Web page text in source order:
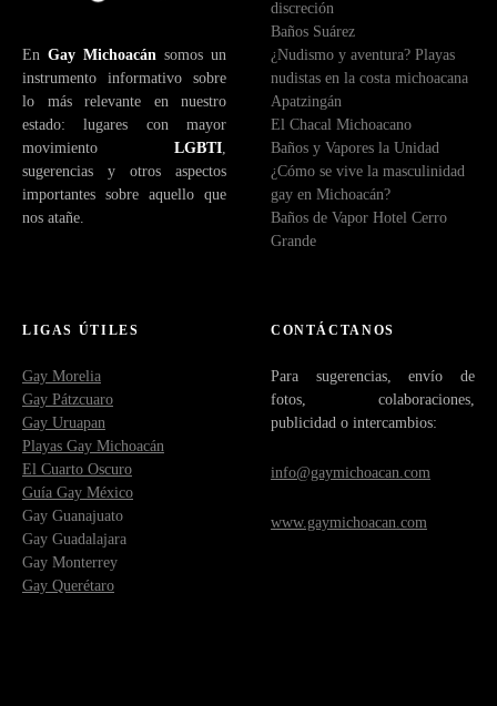
t
r
ó
n
i
c
o
En Gay Michoacán somos un
instrumento informativo sobre
lo más relevante en nuestro
estado: lugares con mayor
movimiento LGBTI
sugerencias y otros aspectos
importantes sobre aquello que
nos atañe.
discreción
Baños Suárez
¿Nudismo y aventura? Playas
nudistas en la costa michoacana
Apatzingán
El Chacal Michoacano
Baños y Vapores la Unidad
¿Cómo se vive la masculinidad
gay en Michoacán?
Baños de Vapor Hotel Cerro
Grande
LIGAS ÚTILES
Gay Morelia
Gay Pátzcuaro
Gay Uruapan
Playas Gay Michoacán
El Cuarto Oscuro
Guía Gay México
Gay Guanajuato
Gay Guadalajara
Gay Monterrey
Gay Querétaro
CONTÁCTANOS
Para sugerencias, envío de
fotos, colaboraciones,
publicidad o intercambios:
info@gaymichoacan.com
www.gaymichoacan.com